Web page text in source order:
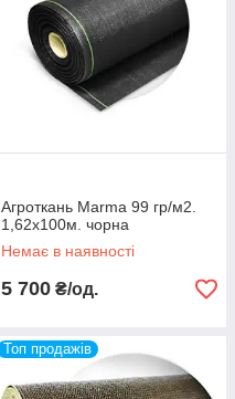
Агроткань Marma 99 гр/м2.
1,62х100м. чорна
Немає в наявності
5 700 ₴/од.
Топ продажів